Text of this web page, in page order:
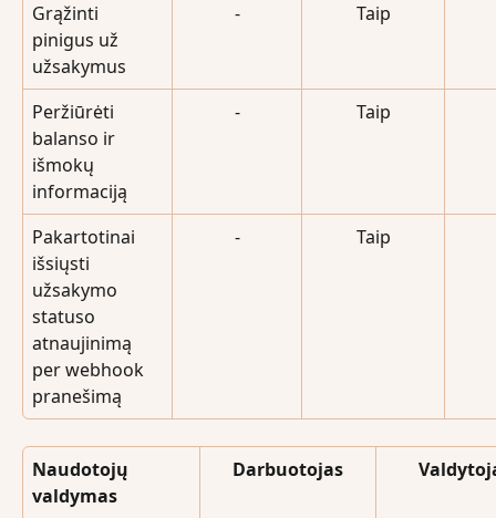
Grąžinti
pinigus už
užsakymus
- Taip
Peržiūrėti
balanso ir
išmokų
informaciją
- Taip
Pakartotinai
išsiųsti
užsakymo
statuso
atnaujinimą
per webhook
pranešimą
- Taip
Naudotojų
valdymas
Darbuotojas